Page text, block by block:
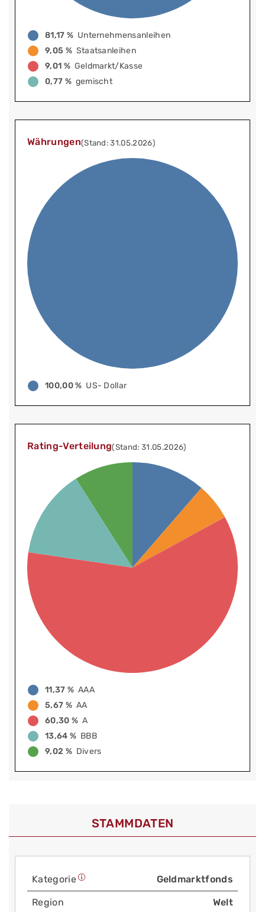
81,17 % Unternehmensanleihen
9,05 % Staatsanleihen
9,01 % Geldmarkt/Kasse
0,77 % gemischt
Währungen(Stand: 31.05.2026)
100,00 % US- Dollar
Rating-Verteilung(Stand: 31.05.2026)
11,37 % AAA
5,67 % AA
60,30 % A
13,64 % BBB
9,02 % Divers
STAMMDATEN
Kategorie Geldmarktfonds
Region Welt